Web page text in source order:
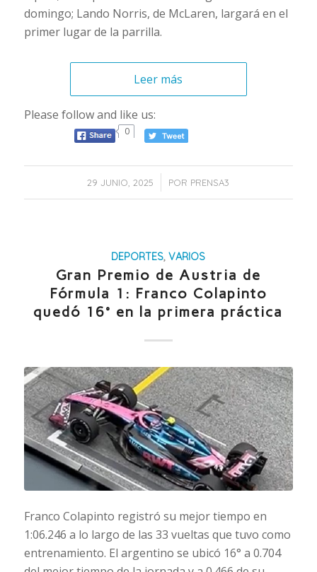
domingo; Lando Norris, de McLaren, largará en el
primer lugar de la parrilla.
Leer más
Please follow and like us:
0
29 JUNIO, 2025
/ POR PRENSA3
DEPORTES,VARIOS
Gran Premio de Austria de
Fórmula 1: Franco Colapinto
quedó 16° en la primera práctica
Franco Colapinto registró su mejor tiempo en
1:06.246 a lo largo de las 33 vueltas que tuvo como
entrenamiento. El argentino se ubicó 16° a 0.704